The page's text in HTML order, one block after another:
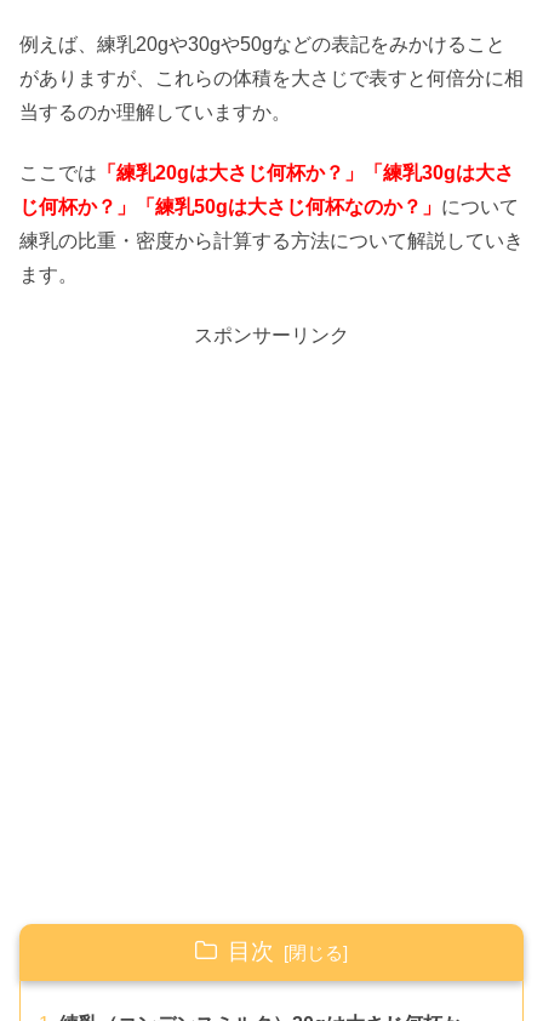
例えば、練乳20gや30gや50gなどの表記をみかけること
がありますが、これらの体積を大さじで表すと何倍分に相
当するのか理解していますか。
ここでは 「練乳20gは大さじ何杯か？」「練乳30gは大さ
じ何杯か？」「練乳50gは大さじ何杯なのか？」 について
練乳の比重・密度から計算する方法について解説していき
ます。
スポンサーリンク
目次